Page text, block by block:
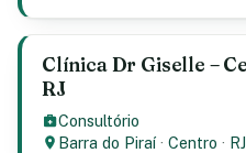
Clínica Dr Giselle –
RJ
Consultório
Barra do Piraí ·Centro · RJ